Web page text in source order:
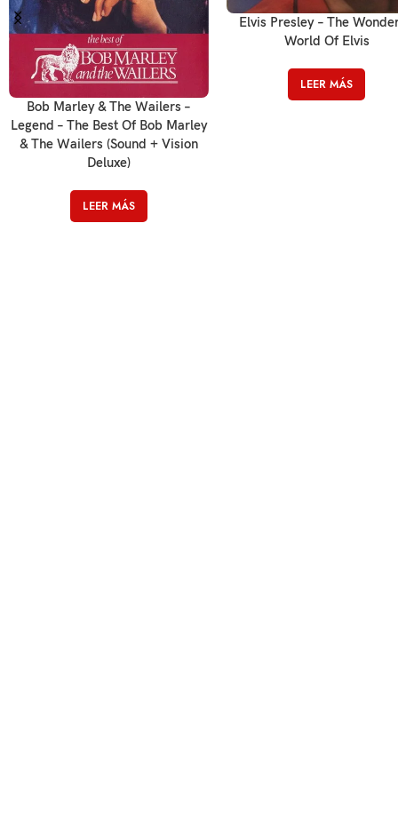
Bob Marley & The Wailers –
Legend – The Best Of Bob Marley
& The Wailers (Sound + Vision
Deluxe)
LEER MÁS
Elvis Presley – The
World Of Elvis
LEER MÁS